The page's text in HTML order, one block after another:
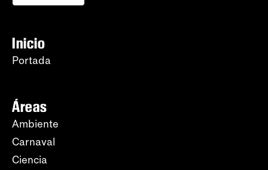
Inicio
Portada
Áreas
Ambiente
Carnaval
Ciencia